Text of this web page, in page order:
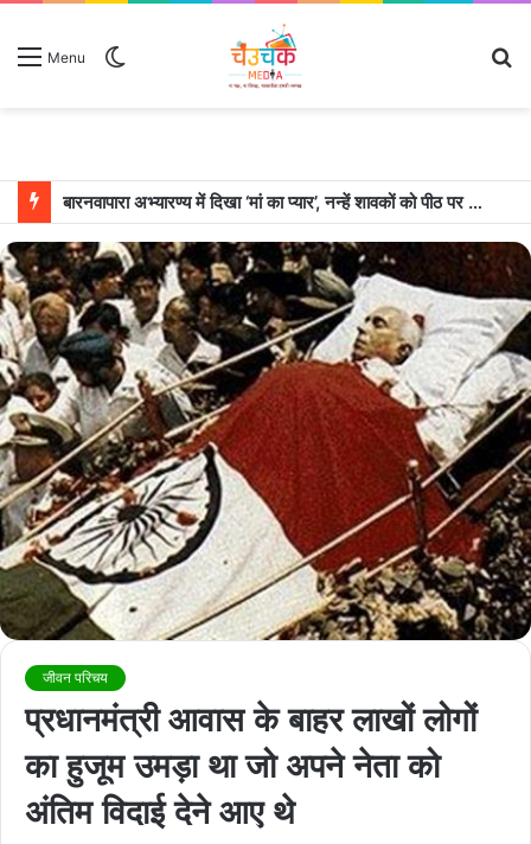
Menu
बारनवापारा अभ्यारण्य में दिखा ‘मां का प्यार’, नन्हें शावकों को पीठ पर बैठाकर घूमती दिखी मादा भालू
जीवन परिचय
प्रधानमंत्री आवास के बाहर लाखों लोगों
का हुजूम उमड़ा था जो अपने नेता को
अंतिम विदाई देने आए थे